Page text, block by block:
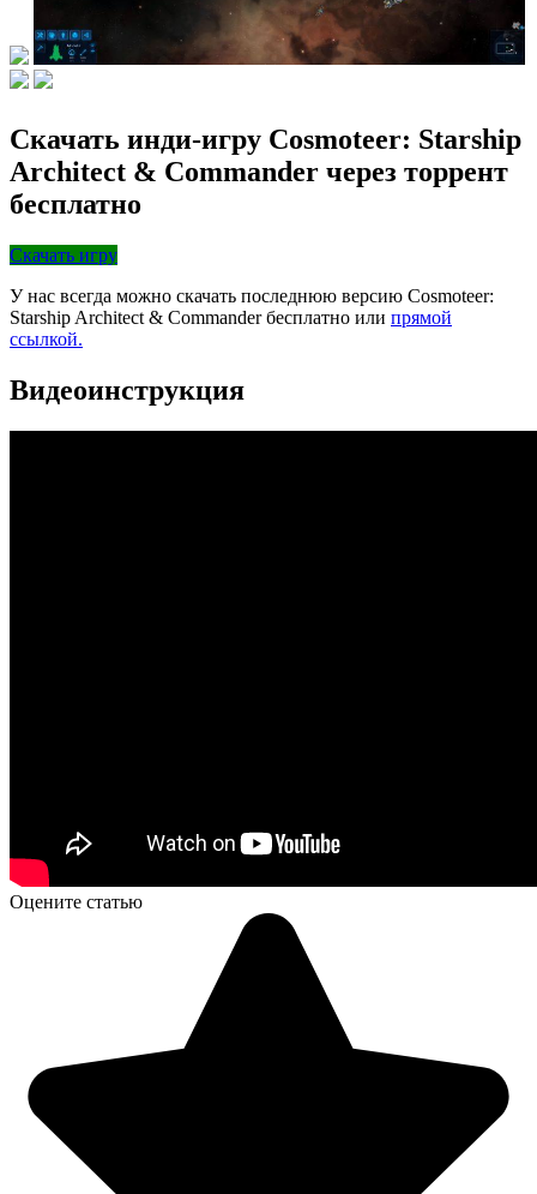
Скачать инди-игру Cosmoteer: Starship
Architect & Commander через торрент
бесплатно
Скачать игру
У нас всегда можно скачать последнюю версию Cosmoteer:
Starship Architect & Commander бесплатно или прямой
ссылкой.
Видеоинструкция
Оцените статью